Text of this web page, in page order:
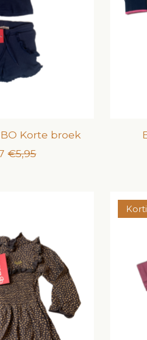
Korte broek
€5,95